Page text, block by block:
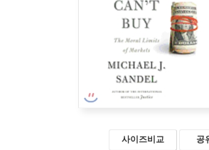
사이즈비교 공